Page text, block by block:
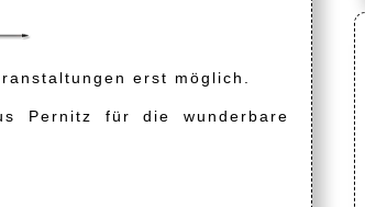
erst möglich.
Pernitz für die wunderbare